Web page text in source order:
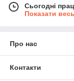
Сьогодні
Показати
Про нас
Контакти